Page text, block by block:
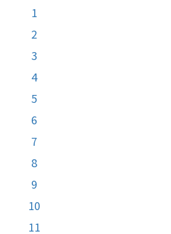
1
2
3
4
5
6
7
8
9
10
11